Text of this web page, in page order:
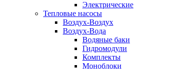
Электрические
Тепловые насосы
Воздух-Воздух
Воздух-Вода
Водяные баки
Гидромодули
Комплекты
Моноблоки